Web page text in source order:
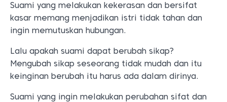
Suami yang melakukan kekerasan dan bersifat
kasar memang menjadikan istri tidak tahan dan
ingin memutuskan hubungan.
Lalu apakah suami dapat berubah sikap?
Mengubah sikap seseorang tidak mudah dan itu
keinginan berubah itu harus ada dalam dirinya.
Suami yang ingin melakukan perubahan sifat dan